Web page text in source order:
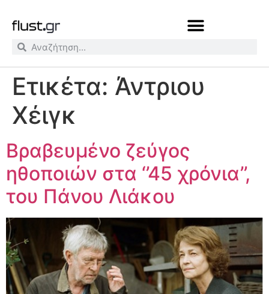
Ετικέτα: Άντριου
Χέιγκ
Βραβευμένο ζεύγος
ηθοποιών στα ‘’45 χρόνια’’,
του Πάνου Λιάκου